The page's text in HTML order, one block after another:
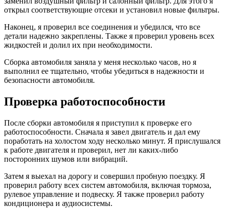
открыл соответствующие отсеки и установил новые фильтры.
Наконец, я проверил все соединения и убедился, что все
детали надежно закреплены. Также я проверил уровень всех
жидкостей и долил их при необходимости.
Сборка автомобиля заняла у меня несколько часов, но я
выполнил ее тщательно, чтобы убедиться в надежности и
безопасности автомобиля.
Проверка работоспособности
После сборки автомобиля я приступил к проверке его
работоспособности. Сначала я завел двигатель и дал ему
поработать на холостом ходу несколько минут. Я прислушался
к работе двигателя и проверил, нет ли каких-либо
посторонних шумов или вибраций.
Затем я выехал на дорогу и совершил пробную поездку. Я
проверил работу всех систем автомобиля, включая тормоза,
рулевое управление и подвеску. Я также проверил работу
кондиционера и аудиосистемы.